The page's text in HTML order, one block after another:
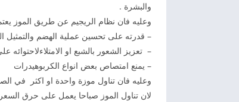
والبشرة .
وعليه فان نظام الريجيم عن طريق الموز
– قدرته على تحسين عملية الهضم والتمثيل
– تعزيز الشعور بالشبع او الامتلاءلاحتوائه
– يمنع امتصاص بعض انواع الكربوهيدرات
وعليه فان تناول موزة واحدة او اكثر في
لان تناول الموز صباحا يعمل على حرق